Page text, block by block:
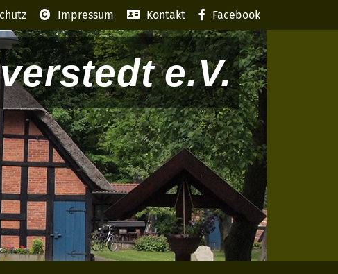
Impressum Kontakt Facebook
e.V.